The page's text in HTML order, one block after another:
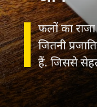
फलों का
जितनी
हैं. जिससे